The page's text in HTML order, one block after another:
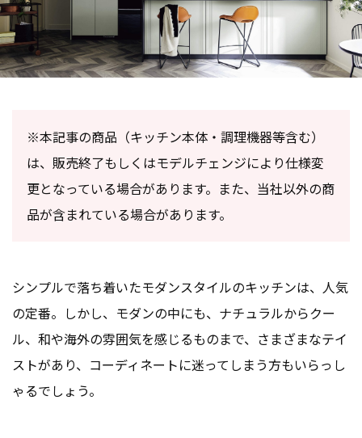
※本記事の商品（キッチン本体・調理機器等含む）
は、販売終了もしくはモデルチェンジにより仕様変
更となっている場合があります。また、当社以外の商
品が含まれている場合があります。
シンプルで落ち着いたモダンスタイルのキッチンは、人気
の定番。しかし、モダンの中にも、ナチュラルからクー
ル、和や海外の雰囲気を感じるものまで、さまざまなテイ
ストがあり、コーディネートに迷ってしまう方もいらっし
ゃるでしょう。